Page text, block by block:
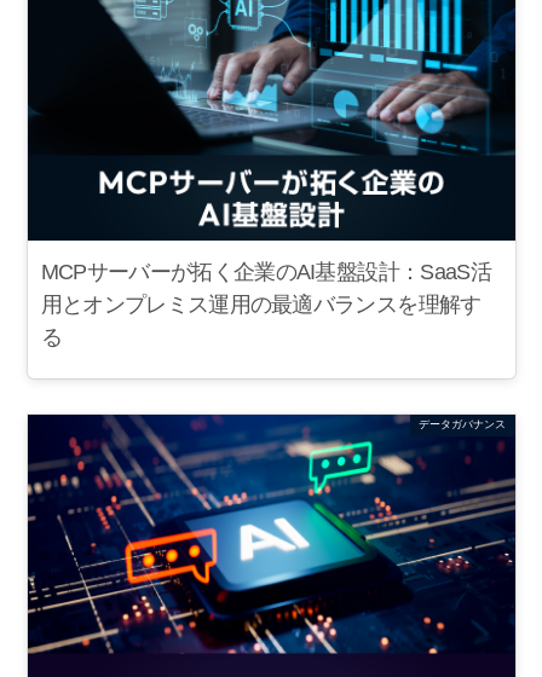
MCPサーバーが拓く企業のAI基盤設計：SaaS活
用とオンプレミス運用の最適バランスを理解す
る
データガバナンス